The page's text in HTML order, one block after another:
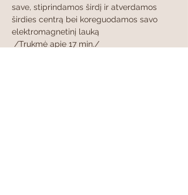
save, stiprindamos širdį ir atverdamos
širdies centrą bei koreguodamos savo
elektromagnetinį lauką
/Trukmė apie 17 min./